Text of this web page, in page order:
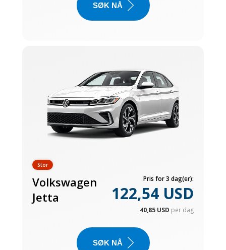
SØK NÅ
Stor
Volkswagen
Jetta
Pris for 3 dag(er):
122,54 USD
40,85 USD per dag
SØK NÅ